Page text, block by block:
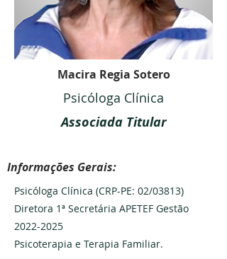
Macira Regia Sotero
Psicóloga Clínica
Associada Titular
Informações Gerais:
Psicóloga Clínica (CRP-PE: 02/03813)
Diretora 1ª Secretária APETEF Gestão
2022-2025
Psicoterapia e Terapia Familiar.